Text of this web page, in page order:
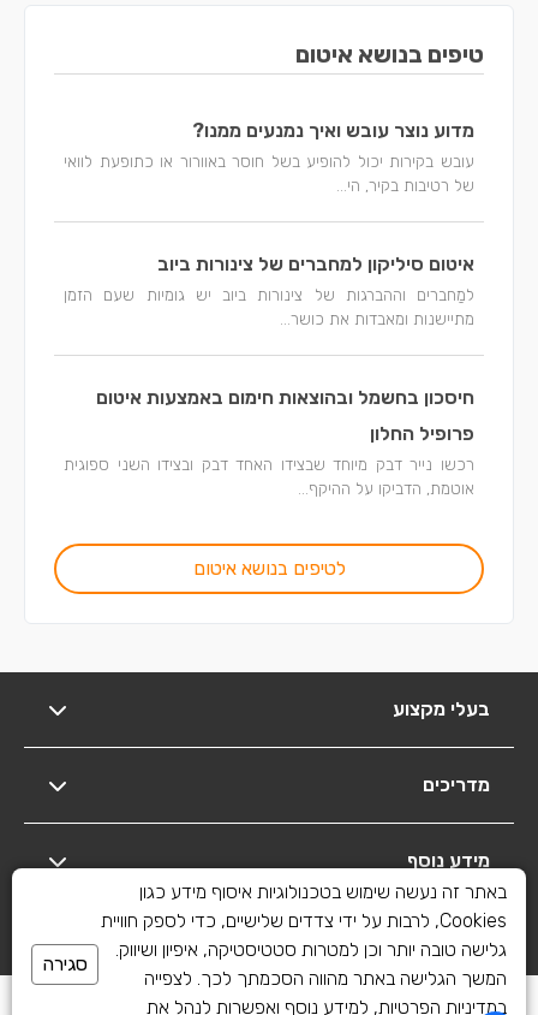
טיפים בנושא איטום
מדוע נוצר עובש ואיך נמנעים ממנו?
עובש בקירות יכול להופיע בשל חוסר באוורור או כתופעת לוואי
של רטיבות בקיר, הי...
איטום סיליקון למחברים של צינורות ביוב
למַחברים וההברגות של צינורות ביוב יש גומיות שעם הזמן
מתיישנות ומאבדות את כושר...
חיסכון בחשמל ובהוצאות חימום באמצעות איטום
פרופיל החלון
רכשו נייר דבק מיוחד שבצידו האחד דבק ובצידו השני ספוגית
אוטמת, הדביקו על ההיקף...
לטיפים בנושא איטום
בעלי מקצוע
מדריכים
מידע נוסף
יצירת קשר
כל הזכויות שמורות לשיפוצים פלוס 2010-2026
באתר זה נעשה שימוש בטכנולוגיות איסוף מידע כגון
Cookies, לרבות על ידי צדדים שלישיים, כדי לספק חוויית
גלישה טובה יותר וכן למטרות סטטיסטיקה, איפיון ושיווק.
המשך הגלישה באתר מהווה הסכמתך לכך. לצפייה
במדיניות הפרטיות, למידע נוסף ואפשרות לנהל את
סגירה